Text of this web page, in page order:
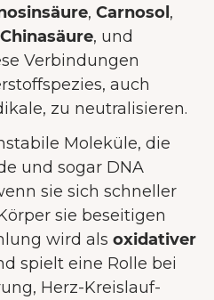
, Carnosol,
Chinasäure, und
Verbindungen
auch
zu neutralisieren.
Moleküle, die
und sogar DNA
sie sich schneller
sie beseitigen
wird als oxidativer
spielt eine Rolle bei
Herz-Kreislauf-